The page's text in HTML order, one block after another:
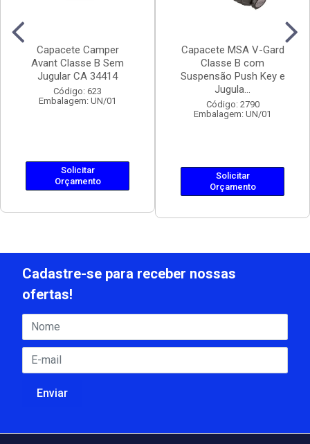
Capacete Camper
Avant Classe B Sem
Jugular CA 34414
Código: 623
Embalagem: UN/01
Solicitar
Orçamento
Capacete MSA V-Gard
Classe B com
Suspensão Push Key e
Jugula...
Código: 2790
Embalagem: UN/01
Solicitar
Orçamento
Cadastre-se para receber nossas
ofertas!